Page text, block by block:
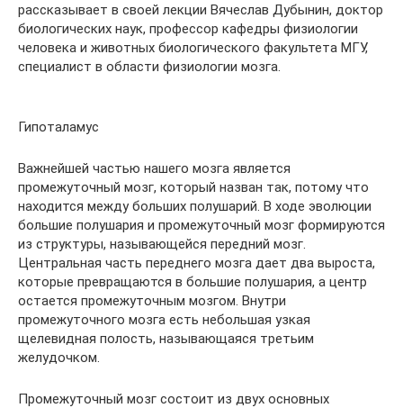
рассказывает в своей лекции Вячеслав Дубынин, доктор
биологических наук, профессор кафедры физиологии
человека и животных биологического факультета МГУ,
специалист в области физиологии мозга.
Гипоталамус
Важнейшей частью нашего мозга является
промежуточный мозг, который назван так, потому что
находится между больших полушарий. В ходе эволюции
большие полушария и промежуточный мозг формируются
из структуры, называющейся передний мозг.
Центральная часть переднего мозга дает два выроста,
которые превращаются в большие полушария, а центр
остается промежуточным мозгом. Внутри
промежуточного мозга есть небольшая узкая
щелевидная полость, называющаяся третьим
желудочком.
Промежуточный мозг состоит из двух основных